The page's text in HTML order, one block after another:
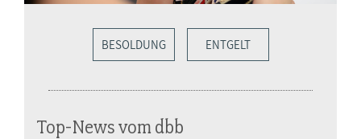
BESOLDUNG ENTGELT
Top-News vom dbb